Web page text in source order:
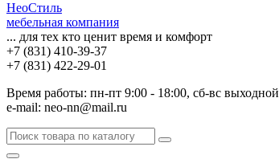
НеоСтиль
мебельная компания
... для тех кто ценит время и комфорт
+7 (831) 410-39-37
+7 (831) 422-29-01
Время работы: пн-пт 9:00 - 18:00, сб-вс выходной
e-mail: neo-nn@mail.ru